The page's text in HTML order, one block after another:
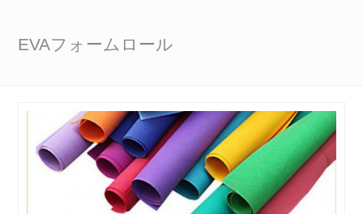
EVAフォームロール